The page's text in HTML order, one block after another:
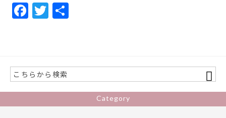
F
o
o
k
T
Category